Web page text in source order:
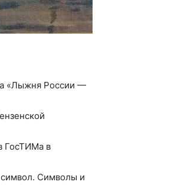
«Лыжня России —
ГосТИМа в
символ. Символы и